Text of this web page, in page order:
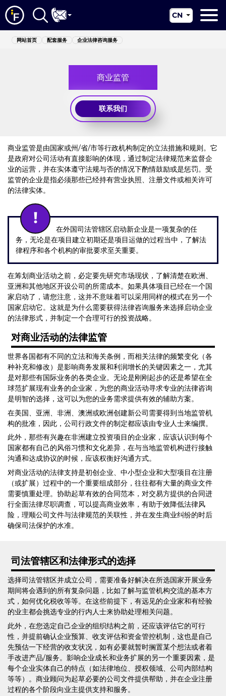
新闻资讯
管辖区
联系我们
CN
EN
网站首页 配套服务 企业法律咨询服务
商业监管
联系我们
商业监管是由国家或州/省/市等行政机构制定的立法措施和规则。它
是政府对公司活动有直接影响的体现，通过制定法律规范来监督企
业的运营，并在实体遵守法规与否的情况下酌情鼓励或是惩罚。受
监管的企业是指必须那些已经持有营业执照、注册文件或相关许可
的法律实体。
在外国司法管辖区启动新企业是一项复杂的任
务，无论是在项目建立初期还是项目运做的过程当中，了解法
律程序和各个机构的审批要求至关重要。
在筹划商业活动之前，必定要先研究市场现状，了解清楚在欧洲、
亚洲和其他地区开设公司的所需成本。如果具体项目已经在一个国
家启动了，请您注意，这并不意味着可以采用同样的模式在另一个
国家启动它。这就是为什么需要获得法律咨询服务来选择启动企业
的法律形式，并制定一个合理可行的投资战略。
对商业活动的法律监管
世界各国都有不同的立法和海关条例，而相关法律的频繁变化（各
种补充和修改）是影响商务发展和利润增长的关键因素之一，尤其
是对那些有国际业务的各类企业。无论是刚刚起步的还是希望在全
球范扩展现有业务的企业家，为您的商业活动寻求专业的法律咨询
是明智的选择，这可以为您的业务需求提供有效的辅助方案。
在美国、亚洲、非洲、澳洲或欧洲创建新公司需要得到当地监管机
构的批准，因此，公司行政文件的制定都应该由专业人士来编撰。
此外，那些有兴趣在非洲建立投资项目的企业家，应该认识到每个
国家都有自己的风俗习惯和文化差异，在与当地监管机构进行接触
沟通和达成协议的时候，应该权衡好沟通方式。
对商业活动的法律支持是初创企业、中小型企业和大型项目在注册
（或扩展）过程中的一个重要组成部分，往往都有大量的商业文件
需要慎重处理。协助起草有效的合同范本，对交易方提供的合同进
行全面法律尽职调查，可以提高商业效率，有助于效降低法律风
险，理顺公司文件与法律规范的关联性，并在发生商业纠纷的时后
确保司法保护的水准。
司法管辖区和法律形式的选择
选择司法管辖区并成立公司，需要准备好解决在所选国家开展业务
期间将会遇到的所有复杂问题，比如了解与监管机构交流的基本方
式，如何优化税收等等。在这些前提下，有远见的企业家和有经验
的业主都会挑选专业的行内人士来协助处理相关问题。
此外，在您选定自己企业的组织结构之前，还应该评估它的可行
性，并提前确认企业预算、收支评估和资金管控机制，这也是自己
先预估一下经营的收支状况，如有必要就暂时搁置某个想法或者着
手改进产品/服务。影响企业成长和业务扩展的另一个重要因素，是
每个企业实体自己的特点（如法律地位、授权领域、公司内部结构
等等）。商业顾问为起草必要的公司文件提供帮助，并在企业注册
过程的各个阶段向业主提供支持和服务。